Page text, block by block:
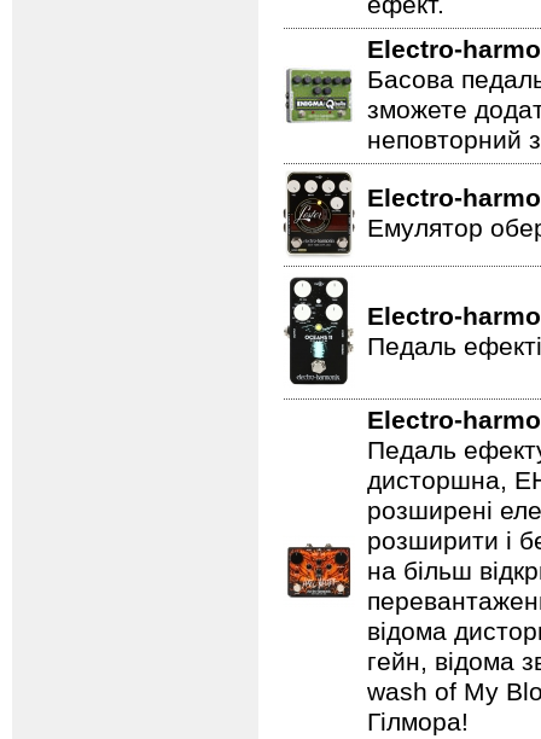
Electro-
Басова
зможете
неповторний
Electro-
Емулятор
Electro-
Педаль
Electro-
Педаль
дисторшна,
розширені
розширити і
на більш
відома
гейн, відома
wash of My
Гілмора!